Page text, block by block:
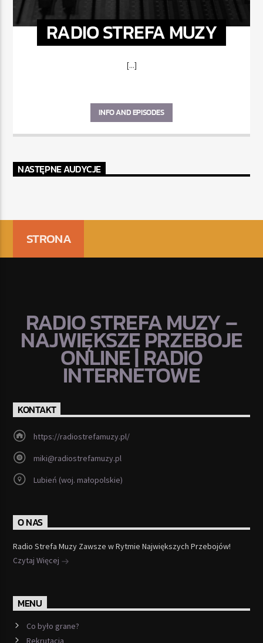
RADIO STREFA MUZY
[...]
INFO AND EPISODES
NASTĘPNE AUDYCJE
STRONA
RADIO STREFA MUZY –
NAJWIĘKSZE PRZEBOJE
ONLINE | RADIO
INTERNETOWE
KONTAKT
https://radiostrefamuzy.pl/
miki@radiostrefamuzy.pl
Lubień (woj. małopolskie)
O NAS
Radio Strefa Muzy Zawsze w Rytmie Największych Przebojów!
Czytaj Więcej
MENU
Co było grane?
Rekrutacja